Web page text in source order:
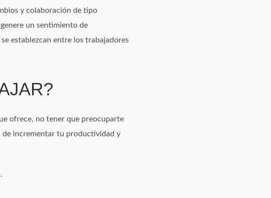
y colaboración de tipo
un sentimiento de
establezcan entre los trabajadores
ofrece, no tener que preocuparte
de incrementar tu productividad y